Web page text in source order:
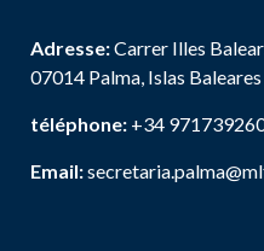
Adresse:Carrer Illes
07014 Palma, Islas Baleares
téléphone: +34
Email: